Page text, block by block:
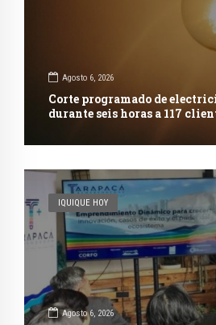
Agosto 6, 2026
Corte programado de
durante seis horas a 117
IQUIQUE HOY
Agosto 6, 2026